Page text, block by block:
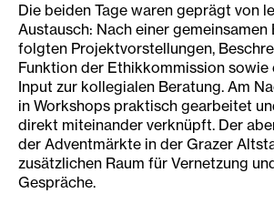
Die beiden Tage waren geprägt von
Austausch: Nach einer gemeinsamen
folgten Projektvorstellungen,
Funktion der Ethikkommission
Input zur kollegialen Beratung. Am
in Workshops praktisch gearbeitet
direkt miteinander verknüpft. Der
der Adventmärkte in der Grazer
zusätzlichen Raum für Vernetzung
Gespräche.